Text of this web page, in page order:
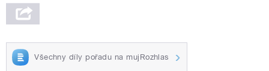
Všechny díly pořadu na mujRozhlas